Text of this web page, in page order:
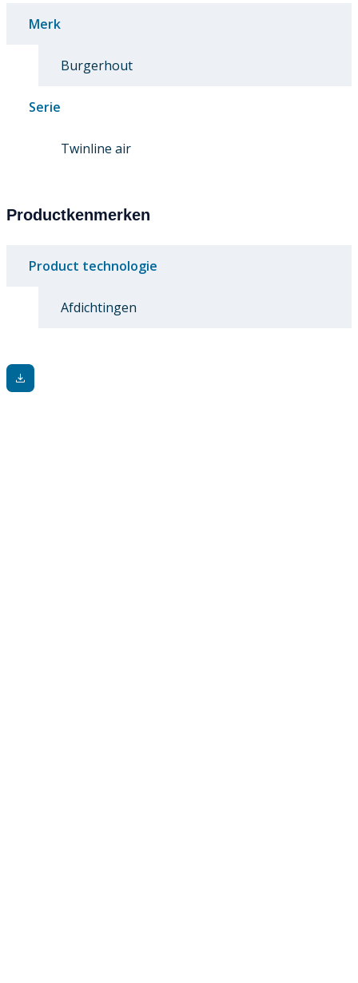
Merk
Burgerhout
Serie
Twinline air
Productkenmerken
Product technologie
Afdichtingen